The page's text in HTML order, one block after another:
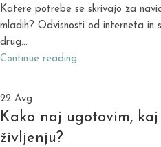
Katere potrebe se skrivajo za
mladih? Odvisnosti od interneta in
drug...
Continue reading
22 Avg
Kako naj ugotovim,
življenju?